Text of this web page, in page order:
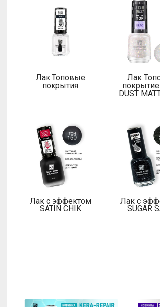
Лак Топовые
покрытия
Лак
покрытие
DUST
Лак с эффектом
SATIN CHIK
Лак с
SUGAR